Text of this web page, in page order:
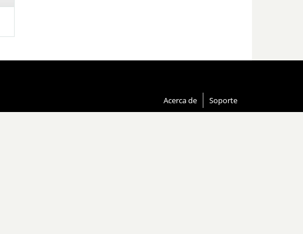
Acerca de Soporte